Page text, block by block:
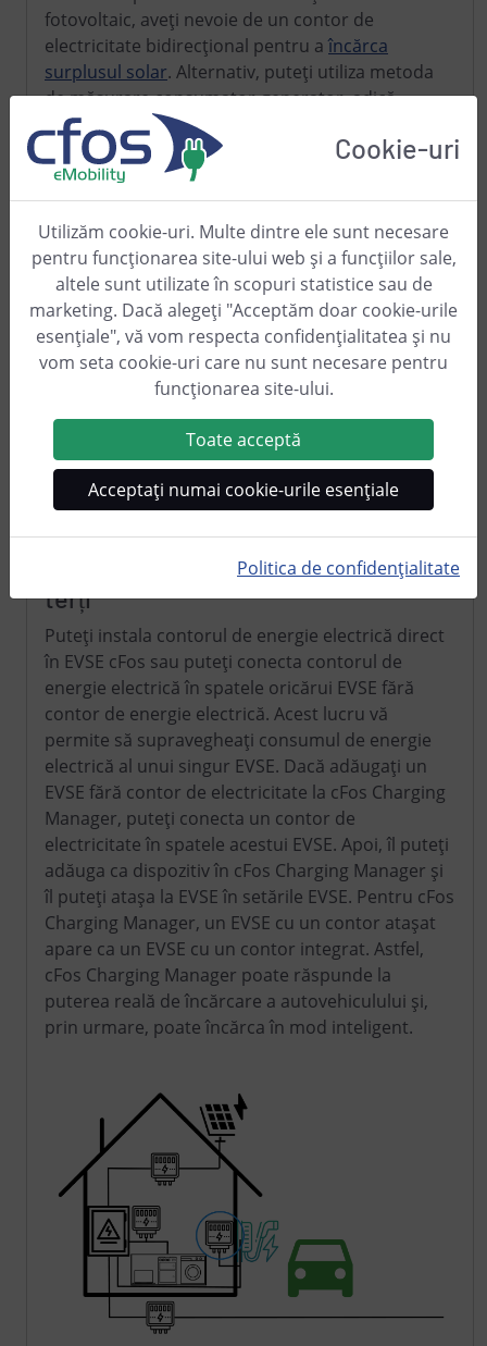
fotovoltaic, aveți nevoie de un contor de
electricitate bidirecțional pentru aîncărca
surplusul solar. Alternativ, puteți utiliza metoda
de măsurare consumator-generator, adică
instalați contoare corespunzătoare pentru toți
consumatorii și generatorii.
Consumul de la mașina
electrică/modernizarea cutiilor de la
terți
Puteți instala contorul de energie electrică direct
în EVSE cFos sau puteți conecta contorul de
energie electrică în spatele oricărui EVSE fără
contor de energie electrică. Acest lucru vă
permite să supravegheați consumul de energie
electrică al unui singur EVSE. Dacă adăugați un
EVSE fără contor de electricitate la cFos Charging
Manager, puteți conecta un contor de
electricitate în spatele acestui EVSE. Apoi, îl puteți
adăuga ca dispozitiv în cFos Charging Manager și
îl puteți atașa la EVSE în setările EVSE. Pentru cFos
Charging Manager, un EVSE cu un contor atașat
apare ca un EVSE cu un contor integrat. Astfel,
cFos Charging Manager poate răspunde la
puterea reală de încărcare a autovehiculului și,
prin urmare, poate încărca în mod inteligent.
Cookie-uri
Utilizăm cookie-uri. Multe dintre ele sunt necesare
pentru funcționarea site-ului web și a funcțiilor sale,
altele sunt utilizate în scopuri statistice sau de
marketing. Dacă alegeți "Acceptăm doar cookie-urile
esențiale", vă vom respecta confidențialitatea și nu
vom seta cookie-uri care nu sunt necesare pentru
funcționarea site-ului.
Toate acceptă
Acceptați numai cookie-urile esențiale
Politica de confidențialitate